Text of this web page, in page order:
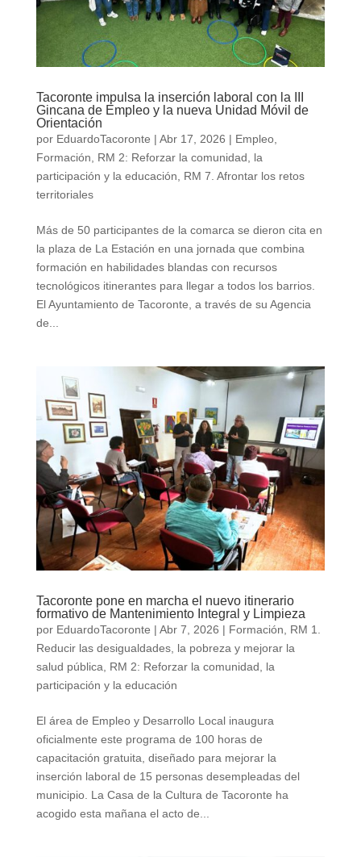
Tacoronte impulsa la inserción laboral con la III
Gincana de Empleo y la nueva Unidad Móvil de
Orientación
por EduardoTacoronte | Abr 17, 2026 | Empleo,
Formación
RM 2: Reforzar la comunidad, la
participación y la educación
RM 7. Afrontar los retos
territoriales
Más de 50 participantes de la comarca se dieron cita en
la plaza de La Estación en una jornada que combina
formación en habilidades blandas con recursos
tecnológicos itinerantes para llegar a todos los barrios.
El Ayuntamiento de Tacoronte, a través de su Agencia
de...
Tacoronte pone en marcha el nuevo itinerario
formativo de Mantenimiento Integral y Limpieza
por EduardoTacoronte | Abr 7, 2026 | Formación, RM 1.
Reducir las desigualdades, la pobreza y mejorar la
salud pública, RM 2: Reforzar la comunidad, la
participación y la educación
El área de Empleo y Desarrollo Local inaugura
oficialmente este programa de 100 horas de
capacitación gratuita, diseñado para mejorar la
inserción laboral de 15 personas desempleadas del
municipio. La Casa de la Cultura de Tacoronte ha
acogido esta mañana el acto de...